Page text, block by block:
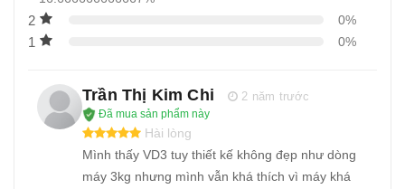
2 0%
1 0%
Trần Thị Kim Chi
2 năm trước
Đã mua sản phẩm này
Hài lòng
Mình thấy VD3 tuy thiết kế không đẹp như dòng
máy 3kg nhưng mình vẫn khá thích vì máy khá